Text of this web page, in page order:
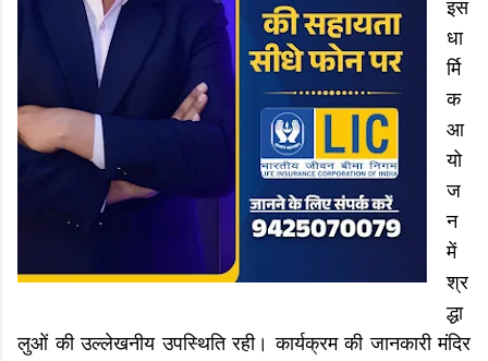
इस
धा
र्मि
क
आ
यो
ज
न
में
श्र
द्धा
लुओं की उल्लेखनीय उपस्थिति रही। कार्यक्रम की जानकारी मंदिर